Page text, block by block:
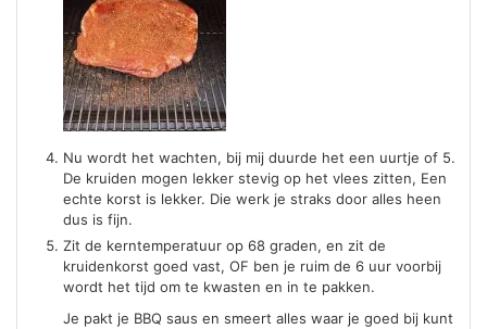
Nu wordt het wachten, bij mij duurde het een uurtje of 5.
De kruiden mogen lekker stevig op het vlees zitten, Een
echte korst is lekker. Die werk je straks door alles heen
dus is fijn.
Zit de kerntemperatuur op 68 graden, en zit de
kruidenkorst goed vast, OF ben je ruim de 6 uur voorbij
wordt het tijd om te kwasten en in te pakken.
Je pakt je BBQ saus en smeert alles waar je goed bij kunt